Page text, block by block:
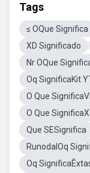
Tags
≤ OQue Significa
XD Significado
Nr OQue
Oq SignificaKit
O Que
O Que SignificaX
Que SESignifica
RunodalOq
Oq